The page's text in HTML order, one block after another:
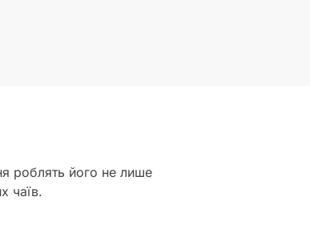
роблять його не лише
чаїв.